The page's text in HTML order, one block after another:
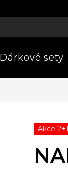
Dárkové sety
Akce